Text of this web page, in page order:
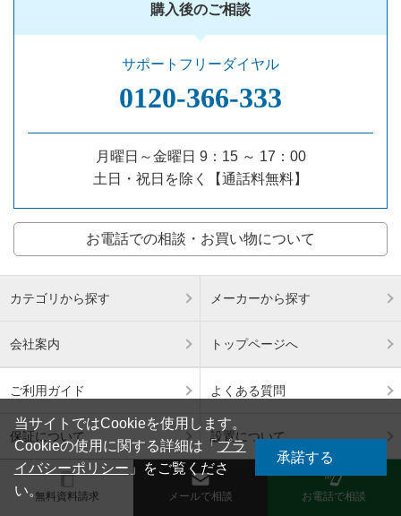
購入後のご相談
サポートフリーダイヤル
0120‐366‐333
月曜日～金曜日 9：15 ～ 17：00
土日・祝日を除く【通話料無料】
お電話での相談・お買い物について
カテゴリから探す メーカーから探す
会社案内 トップページへ
ご利用ガイド よくある質問
保証について 設置について
無料資料請求 メールで相談 お電話で相談
当サイトではCookieを使用します。
Cookieの使用に関する詳細は「プラ
イバシーポリシー 」をご覧くださ
い。
承諾する